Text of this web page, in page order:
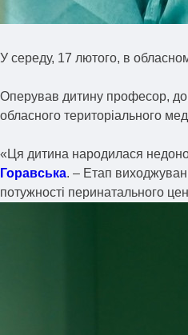
У середу, 17 лютого, в
Оперував дитину професор,
обласного територіального
«Ця дитина народилася
Горавська. – Етап
потужності перинатального